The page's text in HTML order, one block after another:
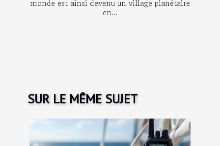
monde est ainsi devenu un village planétaire
en...
SUR LE MÊME SUJET